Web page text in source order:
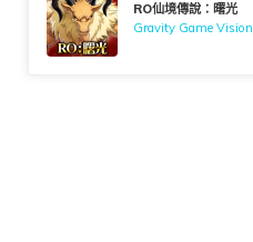
RO仙境傳說：曙光
Gravity Game Vision